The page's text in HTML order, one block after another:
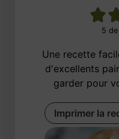
5 de
Une recette
d'excellents
garder pour
Imprimer la